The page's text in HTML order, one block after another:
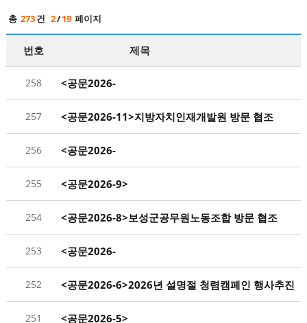
총 273건 2/19 페이지
제목
번호
<공문2026-
12>2026년 3월 공무원 면제시간 결과 제출
258
<공문2026-11>지방자치인재개발원 방문 협조
257
<공문2026-
10>2026년 2월 공무원 면제시간 결과 제출
256
<공문2026-9>
대한민국공무원노동조합총연맹 제7대 출범식 참석 협
255
<공문2026-8>보성군공무원노동조합 방문 협조
254
<공문2026-
7>2026년 1월 공무원 면제시간 결과 제출
253
<공문2026-6>2026년 설명절 청렴캠페인 행사추진
252
<공문2026-5>
251